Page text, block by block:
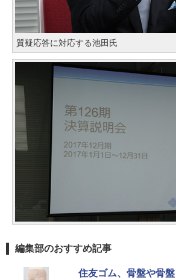
質疑応答に対応する池田氏
編集部のおすすめ記事
住友ゴム、骨盤や骨